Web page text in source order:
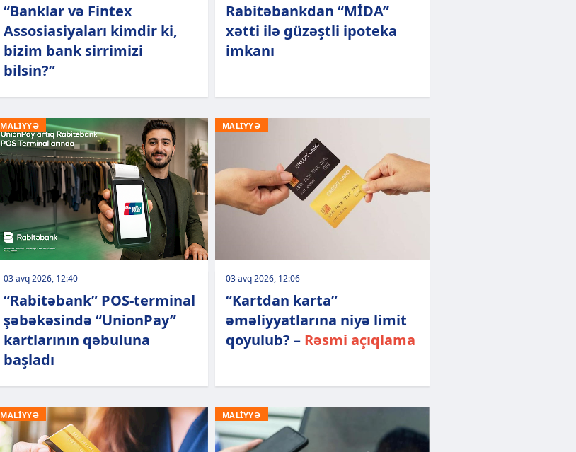
“Banklar və Fintex
Assosiasiyaları kimdir ki,
bizim bank sirrimizi
bilsin?”
Rabitəbankdan “MİDA”
xətti ilə güzəştli ipoteka
imkanı
MALİYYƏ
03 avq 2026, 12:40
“Rabitəbank” POS-terminal
şəbəkəsində “UnionPay”
kartlarının qəbuluna
başladı
MALİYYƏ
03 avq 2026, 12:06
“Kartdan karta”
əməliyyatlarına niyə limit
qoyulub? – Rəsmi açıqlama
MALİYYƏ MALİYYƏ